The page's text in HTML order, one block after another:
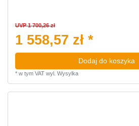
UVP 1 700,26 zł
1 558,57 zł *
Dodaj do koszyka
* w tym VATwyl. Wysylka